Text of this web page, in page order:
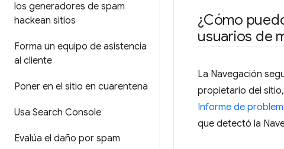
los generadores de spam
hackean sitios
Forma un equipo de asistencia
al cliente
Poner en el sitio en cuarentena
Usa Search Console
Evalúa el daño por spam
¿Cómo
usuarios de
La Navegación
propietario del
Informe de
que detectó la